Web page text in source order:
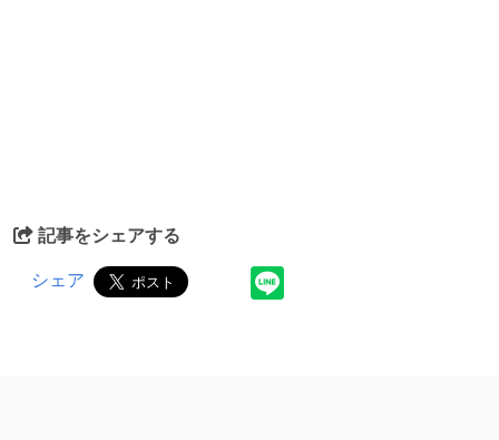
記事をシェアする
シェア